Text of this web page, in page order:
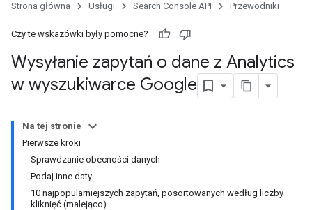
Strona główna Usługi Search Console API Przewodniki
Czy te wskazówki były pomocne?
Wysyłanie zapytań o dane z Analytics
w wyszukiwarce Google
Na tej stronie
Pierwsze kroki
Sprawdzanie obecności danych
Podaj inne daty
10 najpopularniejszych zapytań, posortowanych według liczby
kliknięć (malejąco)